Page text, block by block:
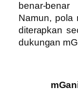
benar-
Namun, pola
diterapkan
dukungan